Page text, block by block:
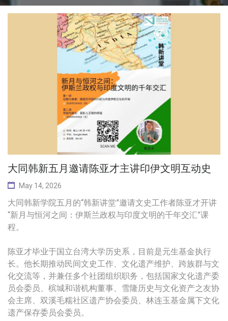
大同韩新五月邀请陈亚才主讲印伊文明互动史
May 14, 2026
大同韩新学院五月的“韩新讲堂”邀请文史工作者陈亚才开讲
“新月与恒河之间：伊斯兰政权与印度文明的千年交汇”课
程。
陈亚才毕业于国立台湾大学历史系，目前是元生基金执行
长。他长期推动民间文史工作、文化遗产维护、跨族群与文
化交流等，并兼任多个社团组织职务，包括国家文化遗产委
员会委员、槟城和谐机构董事、雪隆历史与文化资产之友协
会主席、双溪毛糯社区遗产协会委员、林连玉基金属下文化
遗产保存委员会委员。